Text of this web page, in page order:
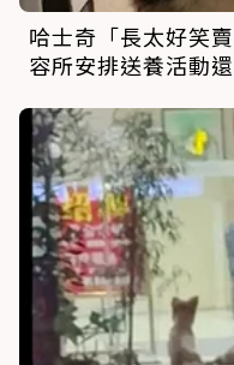
哈士奇「長太好笑
容所安排送養活動